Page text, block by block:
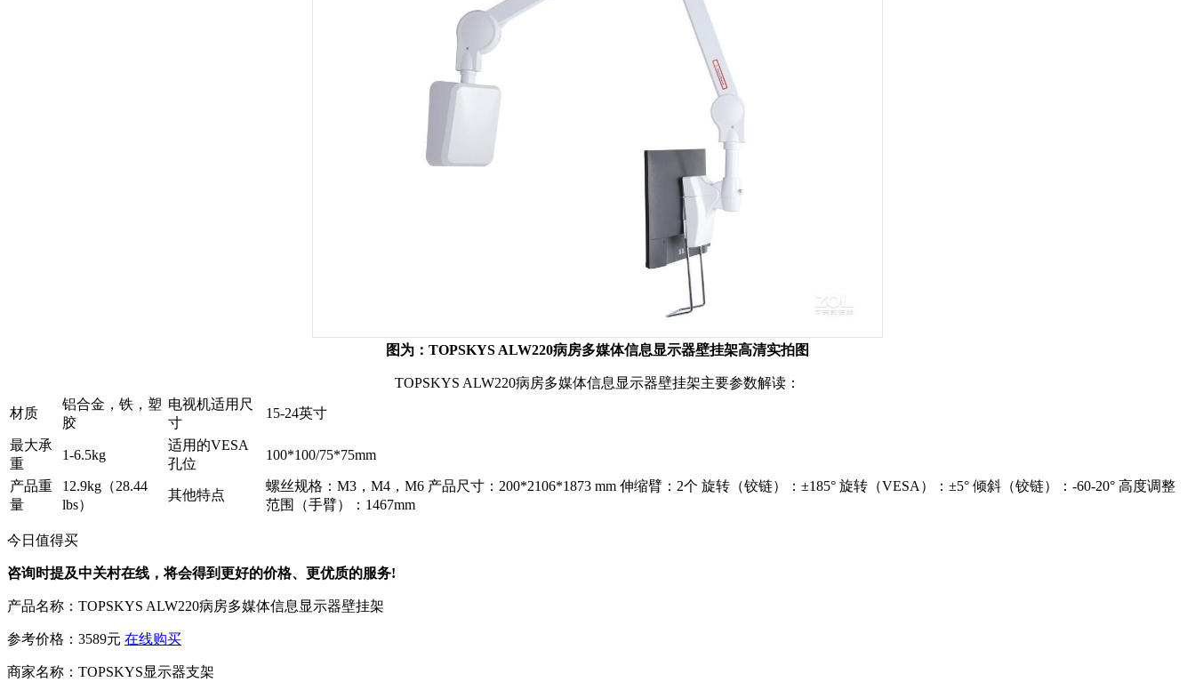
图为：TOPSKYS ALW220病房多媒体信息显示器壁挂架高清实拍图
TOPSKYS ALW220病房多媒体信息显示器壁挂架主要参数解读：
材质
铝合金，铁，塑
胶
电视机适用尺
寸
15-24英寸
最大承
重
1-6.5kg
适用的VESA
孔位
100*100/75*75mm
产品重
量
12.9kg（28.44
lbs）
其他特点
螺丝规格：M3，M4，M6 产品尺寸：200*2106*1873 mm 伸缩臂：2个 旋转（铰链）：±185° 旋转（VESA）：±5° 倾斜（铰链）：-60-20° 高度调整
范围（手臂）：1467mm
今日值得买
咨询时提及中关村在线，将会得到更好的价格、更优质的服务!
产品名称： TOPSKYS ALW220病房多媒体信息显示器壁挂架
参考价格： 3589元 在线购买
商家名称： TOPSKYS显示器支架